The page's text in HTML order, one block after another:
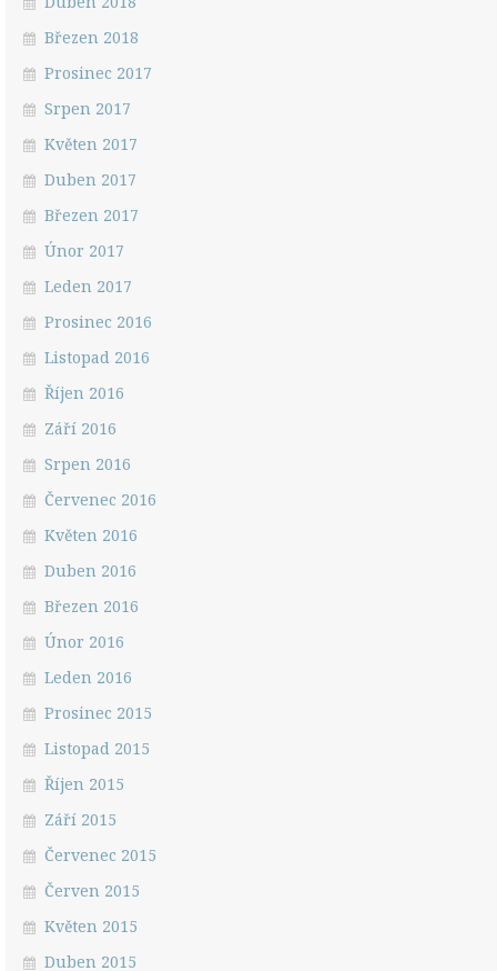
Březen 2018
Prosinec 2017
Srpen 2017
Květen 2017
Duben 2017
Březen 2017
Únor 2017
Leden 2017
Prosinec 2016
Listopad 2016
Říjen 2016
Září 2016
Srpen 2016
Červenec 2016
Květen 2016
Duben 2016
Březen 2016
Únor 2016
Leden 2016
Prosinec 2015
Listopad 2015
Říjen 2015
Září 2015
Červenec 2015
Červen 2015
Květen 2015
Duben 2015